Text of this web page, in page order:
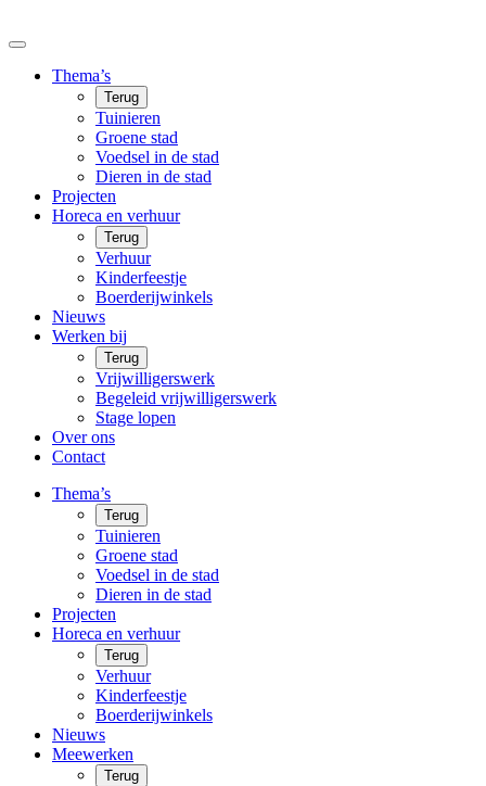
Thema’s
Terug
Tuinieren
Groene stad
Voedsel in de stad
Dieren in de stad
Projecten
Horeca en verhuur
Terug
Verhuur
Kinderfeestje
Boerderijwinkels
Nieuws
Werken bij
Terug
Vrijwilligerswerk
Begeleid vrijwilligerswerk
Stage lopen
Over ons
Contact
Thema’s
Terug
Tuinieren
Groene stad
Voedsel in de stad
Dieren in de stad
Projecten
Horeca en verhuur
Terug
Verhuur
Kinderfeestje
Boerderijwinkels
Nieuws
Meewerken
Terug